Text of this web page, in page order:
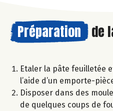
Préparation de
Etaler la pâte feuilletée
l’aide d’un emporte-
Disposer dans des
de quelques coups de